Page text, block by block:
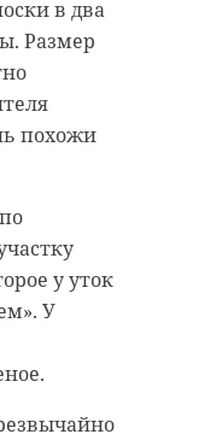
в два
Размер
похожи
у уток
У